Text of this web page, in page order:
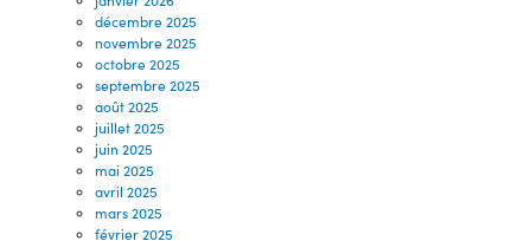
décembre 2025
novembre 2025
octobre 2025
septembre 2025
août 2025
juillet 2025
juin 2025
mai 2025
avril 2025
mars 2025
février 2025